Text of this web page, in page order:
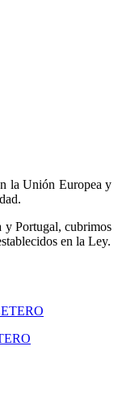
la Unión Europea y
y Portugal, cubrimos
en la Ley.